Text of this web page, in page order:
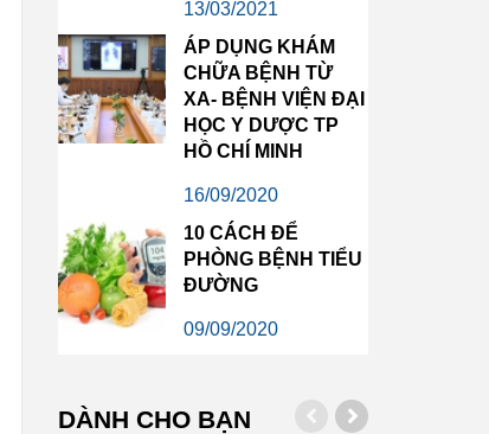
13/03/2021
ÁP DỤNG KHÁM
CHỮA BỆNH TỪ
XA- BỆNH VIỆN ĐẠI
HỌC Y DƯỢC TP
HỒ CHÍ MINH
16/09/2020
10 CÁCH ĐỂ
PHÒNG BỆNH TIỂU
ĐƯỜNG
09/09/2020
DÀNH CHO BẠN